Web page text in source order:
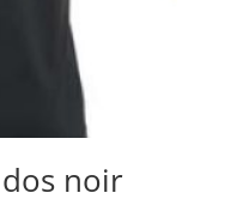
noir